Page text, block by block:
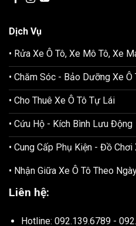
Dịch Vụ
• Rửa Xe Ô Tô, Xe Mô Tô, Xe
• Chăm Sóc - Bảo Dưỡng Xe Ô
• Cho Thuê Xe Ô Tô Tự Lái
• Cứu Hộ - Kích Bình Lưu Động
• Cung Cấp Phụ Kiện - Đồ Chơi
• Nhận Giữa Xe Ô Tô Theo
Liên hệ:
Hotline: 092.139.6789 -